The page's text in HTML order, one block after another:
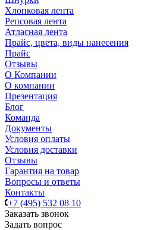
Хлопковая лента
Репсовая лента
Атласная лента
Прайс, цвета, виды нанесения
Прайс
Отзывы
О Компании
О компании
Презентация
Блог
Команда
Документы
Условия оплаты
Условия доставки
Отзывы
Гарантия на товар
Вопросы и ответы
Контакты
+7 (495) 532 08 10
Заказать звонок
Задать вопрос